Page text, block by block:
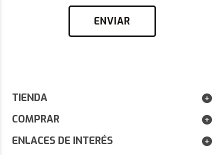
PEDIDOS SUPERIORES A 80 € EN PRODUCTOS
ENVIAR
TIENDA
COMPRAR
ENLACES DE INTERÉS